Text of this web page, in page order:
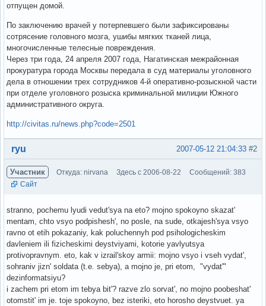
отпущен домой.
По заключению врачей у потерпевшего были зафиксированы
сотрясение головного мозга, ушибы мягких тканей лица,
многочисленные телесные повреждения.
Через три года, 24 апреля 2007 года, Нагатинская межрайонная
прокуратура города Москвы передала в суд материалы уголовного
дела в отношении трех сотрудников 4-й оперативно-розыскной части
при отделе уголовного розыска криминальной милиции Южного
административного округа.
http://civitas.ru/news.php?code=2501
Вне форума #2
2007-05-12 21:04:33
ryu
Участник Откуда: nirvana Здесь с 2006-08-22
Сообщений: 383
Сайт
stranno, pochemu lyudi vedut'sya na eto? mojno spokoyno skazat'
mentam, chto vsyo podpishesh', no posle, na sude, otkajesh'sya vsyo
ravno ot etih pokazaniy, kak poluchennyh pod psihologicheskim
davleniem ili fizicheskimi deystviyami, kotorie yavlyutsya
protivopravnym. eto, kak v izrail'skoy armii: mojno vsyo i vseh vydat',
sohraniv jizn' soldata (t.e. sebya), a mojno je, pri etom, "vydat'"
dezinformatsiyu?
i zachem pri etom im tebya bit'? razve zlo sorvat', no mojno poobeshat'
otomstit' im je. toje spokoyno, bez isteriki, eto horosho deystvuet. ya